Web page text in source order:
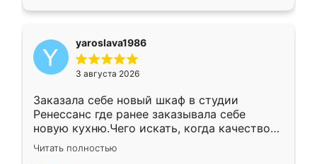
yaroslava1986
3 августа 2026
Заказала себе новый шкаф в студии
Ренессанс где ранее заказывала себе
новую кухню.Чего искать, когда качеством
вполне довольна. Служит кухня уже почти
два года, нареканий нет.
Читать полностью